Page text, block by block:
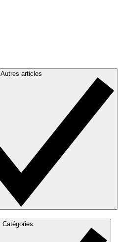
Autres articles
Catégories